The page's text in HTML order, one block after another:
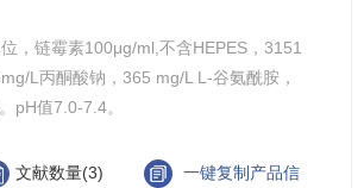
，链霉素100μg/ml,不含HEPES，3151
L丙酮酸钠，365 mg/L L-谷氨酰胺，
pH值7.0-7.4。
文献数量(3)
一键复制产品信